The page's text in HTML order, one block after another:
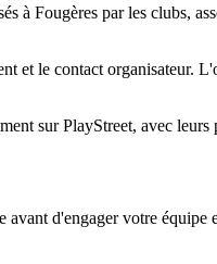
à Fougères par les clubs,
et le contact organisateur.
sur PlayStreet, avec leurs
avant d'engager votre équipe